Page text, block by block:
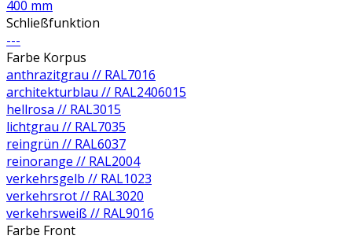
400 mm
Schließfunktion
---
Farbe Korpus
anthrazitgrau // RAL7016
architekturblau // RAL2406015
hellrosa // RAL3015
lichtgrau // RAL7035
reingrün // RAL6037
reinorange // RAL2004
verkehrsgelb // RAL1023
verkehrsrot // RAL3020
verkehrsweiß // RAL9016
Farbe Front